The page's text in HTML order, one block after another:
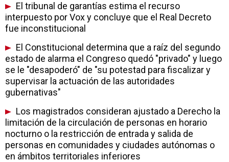
El tribunal de garantías estima el recurso
interpuesto por Vox y concluye que el Real Decreto
fue inconstitucional
El Constitucional determina que a raíz del segundo
estado de alarma el Congreso quedó "privado" y luego
se le "desapoderó" de "su potestad para fiscalizar y
supervisar la actuación de las autoridades
gubernativas"
Los magistrados consideran ajustado a Derecho la
limitación de la circulación de personas en horario
nocturno o la restricción de entrada y salida de
personas en comunidades y ciudades autónomas o
en ámbitos territoriales inferiores